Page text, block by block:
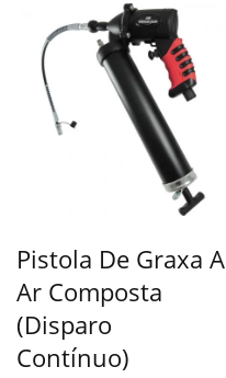
Pistola De Graxa A
Ar Composta
(Disparo
Contínuo)